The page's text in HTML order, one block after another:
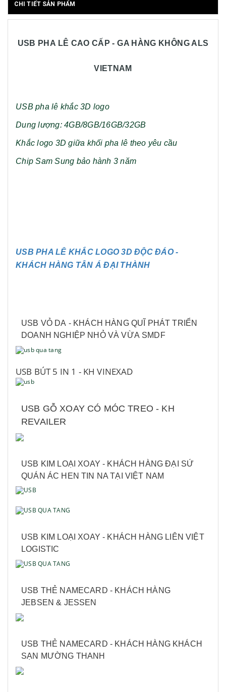
CHI TIẾT SẢN PHẨM
USB PHA LÊ CAO CẤP - GA HÀNG KHÔNG ALS
VIETNAM
USB pha lê khắc 3D logo
Dung lượng: 4GB/8GB/16GB/32GB
Khắc logo 3D giữa khối pha lê theo yêu cầu
Chip Sam Sung bảo hành 3 năm
USB PHA LÊ KHẮC LOGO 3D ĐỘC ĐÁO -
KHÁCH HÀNG TÂN Á ĐẠI THÀNH
USB VỎ DA - KHÁCH HÀNG QUĨ PHÁT TRIỂN
DOANH NGHIỆP NHỎ VÀ VỪA SMDF
USB BÚT 5 IN 1 - KH VINEXAD
USB GỖ XOAY CÓ MÓC TREO - KH
REVAILER
USB KIM LOẠI XOAY - KHÁCH HÀNG ĐẠI SỨ
QUÁN ÁC HEN TIN NA TẠI VIỆT NAM
USB KIM LOẠI XOAY - KHÁCH HÀNG LIÊN VIỆT
LOGISTIC
USB THẺ NAMECARD - KHÁCH HÀNG
JEBSEN & JESSEN
USB THẺ NAMECARD - KHÁCH HÀNG KHÁCH
SẠN MƯỜNG THANH